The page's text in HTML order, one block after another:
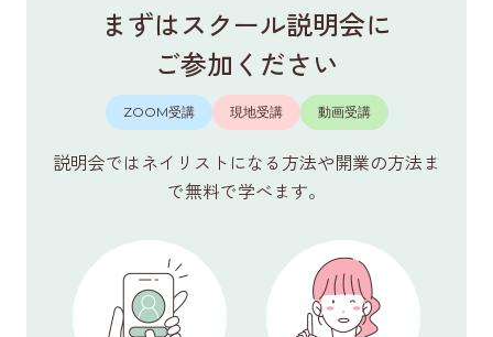
まずはスクール説明会に
ご参加ください
ZOOM受講 現地受講 動画受講
説明会ではネイリストになる方法や開業の方法ま
で無料で学べます。